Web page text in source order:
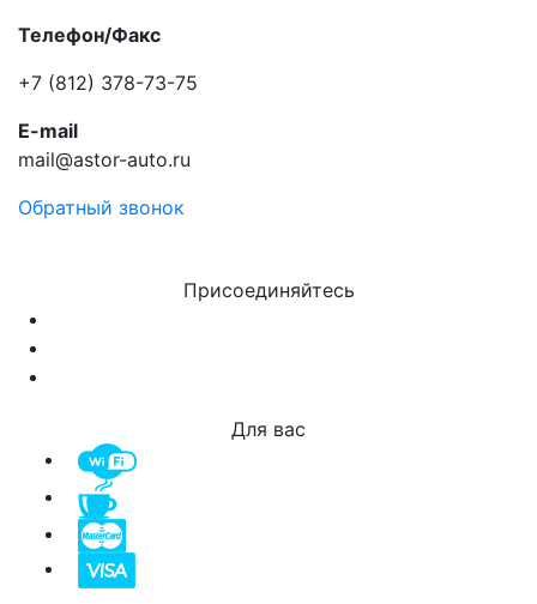
Телефон/Факс
+7 (812) 378-73-75
E-mail
mail@astor-auto.ru
Обратный звонок
Присоединяйтесь
Для вас